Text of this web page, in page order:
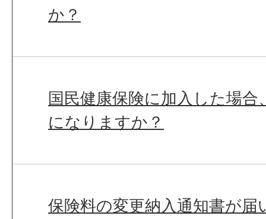
か？
国民健康保険に加入した場
になりますか？
保険料の変更納入通知書が